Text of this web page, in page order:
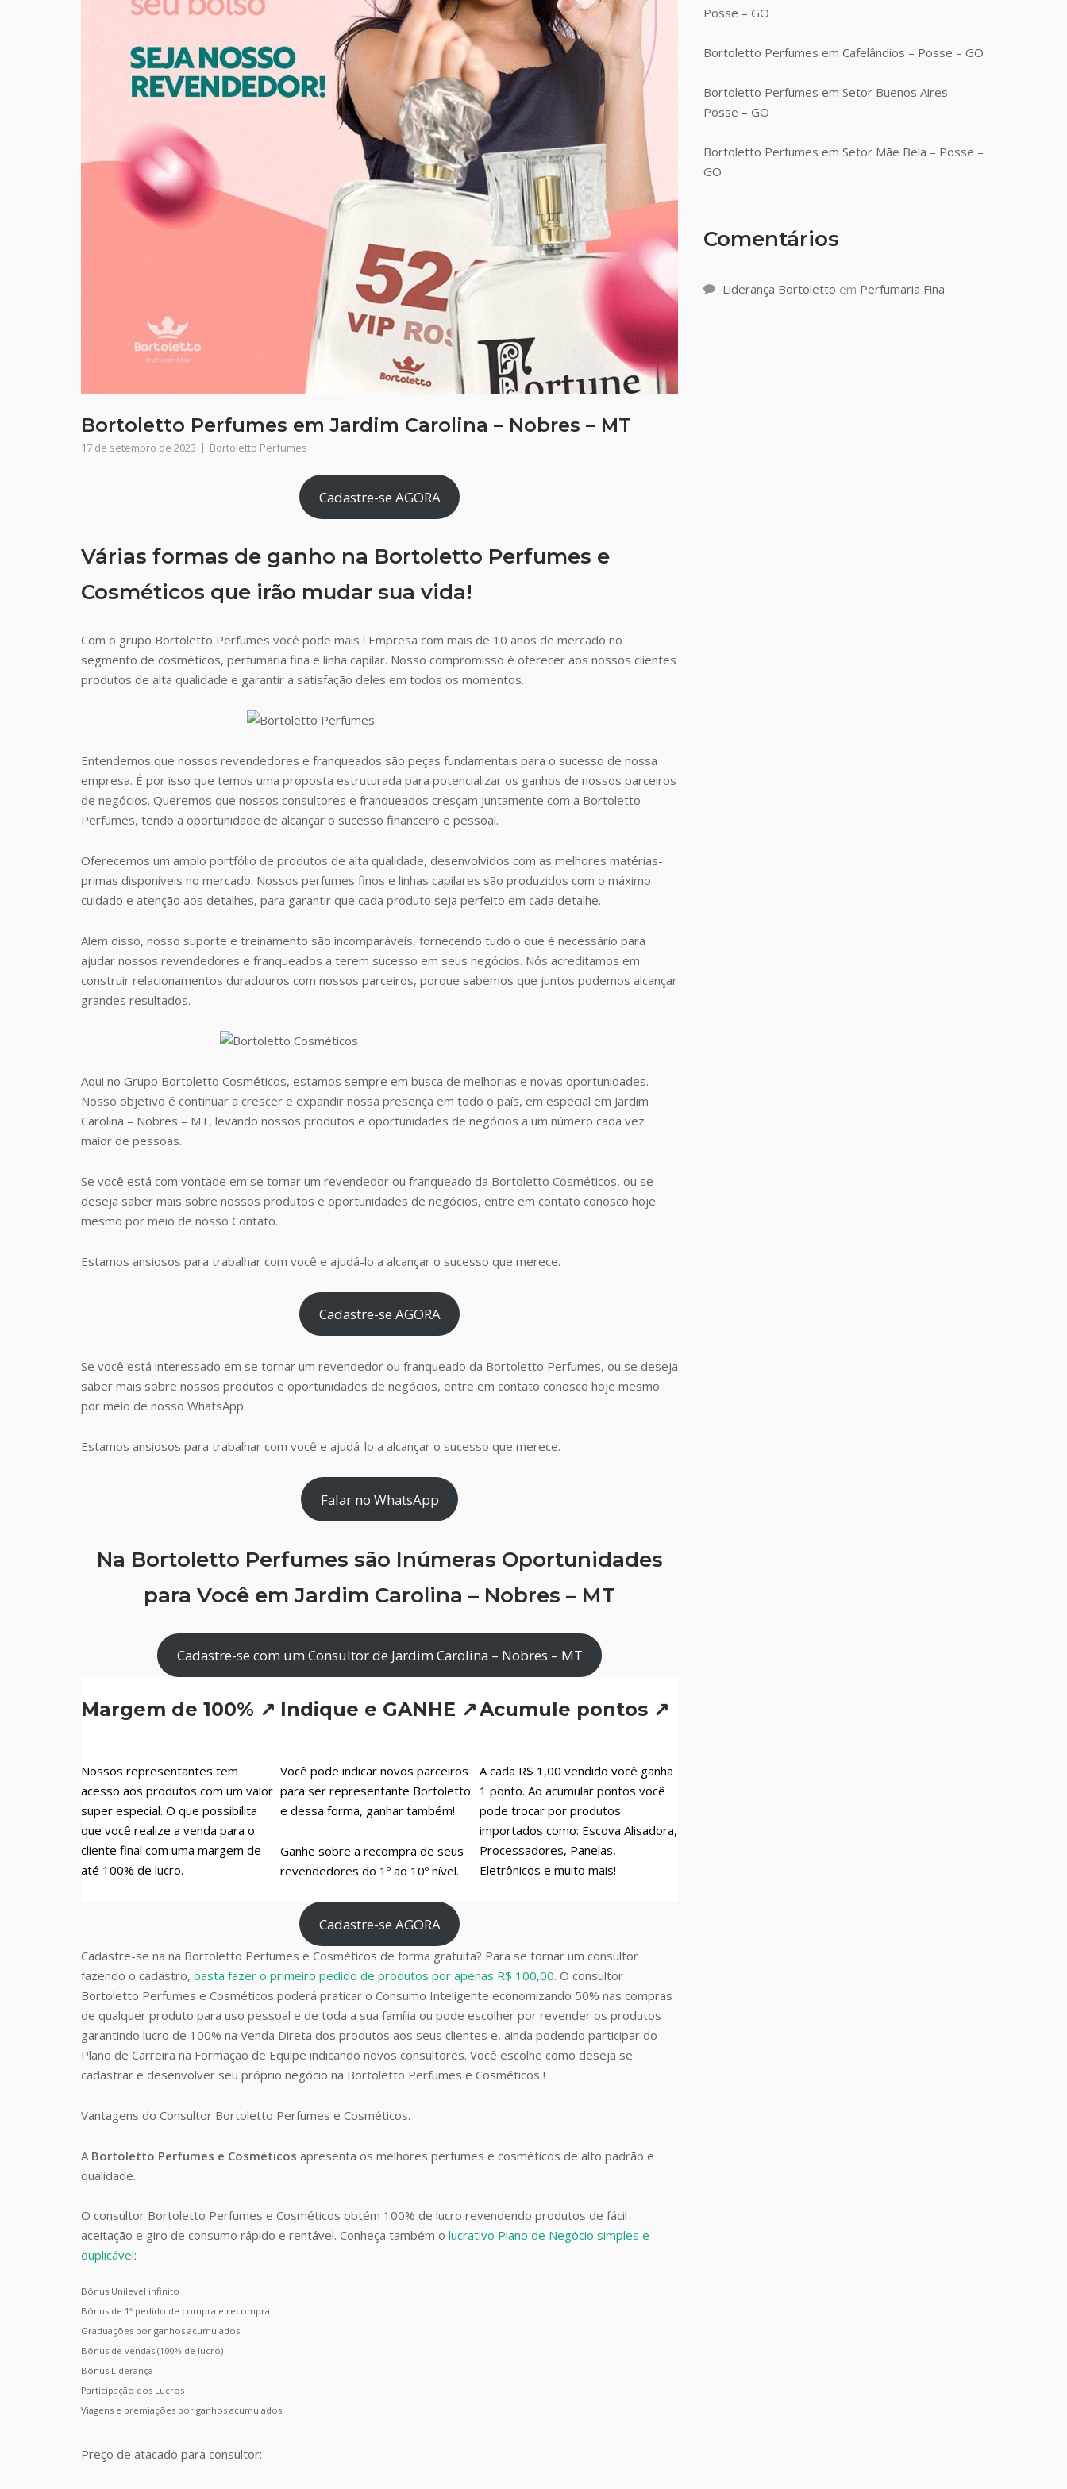
Bortoletto Perfumes em Jardim Carolina – Nobres – MT
17 de setembro de 2023 Bortoletto Perfumes
Cadastre-se AGORA
Várias formas de ganho na Bortoletto Perfumes e
Cosméticos que irão mudar sua vida!
Com o grupo Bortoletto Perfumes você pode mais ! Empresa com mais de 10 anos de mercado no
segmento de cosméticos, perfumaria fina e linha capilar. Nosso compromisso é oferecer aos nossos clientes
produtos de alta qualidade e garantir a satisfação deles em todos os momentos.
Entendemos que nossos revendedores e franqueados são peças fundamentais para o sucesso de nossa
empresa. É por isso que temos uma proposta estruturada para potencializar os ganhos de nossos parceiros
de negócios. Queremos que nossos consultores e franqueados cresçam juntamente com a Bortoletto
Perfumes, tendo a oportunidade de alcançar o sucesso financeiro e pessoal.
Oferecemos um amplo portfólio de produtos de alta qualidade, desenvolvidos com as melhores matérias-
primas disponíveis no mercado. Nossos perfumes finos e linhas capilares são produzidos com o máximo
cuidado e atenção aos detalhes, para garantir que cada produto seja perfeito em cada detalhe.
Além disso, nosso suporte e treinamento são incomparáveis, fornecendo tudo o que é necessário para
ajudar nossos revendedores e franqueados a terem sucesso em seus negócios. Nós acreditamos em
construir relacionamentos duradouros com nossos parceiros, porque sabemos que juntos podemos alcançar
grandes resultados.
Aqui no Grupo Bortoletto Cosméticos, estamos sempre em busca de melhorias e novas oportunidades.
Nosso objetivo é continuar a crescer e expandir nossa presença em todo o país, em especial em Jardim
Carolina – Nobres – MT, levando nossos produtos e oportunidades de negócios a um número cada vez
maior de pessoas.
Se você está com vontade em se tornar um revendedor ou franqueado da Bortoletto Cosméticos, ou se
deseja saber mais sobre nossos produtos e oportunidades de negócios, entre em contato conosco hoje
mesmo por meio de nosso Contato.
Estamos ansiosos para trabalhar com você e ajudá-lo a alcançar o sucesso que merece.
Cadastre-se AGORA
Se você está interessado em se tornar um revendedor ou franqueado da Bortoletto Perfumes, ou se deseja
saber mais sobre nossos produtos e oportunidades de negócios, entre em contato conosco hoje mesmo
por meio de nosso WhatsApp.
Estamos ansiosos para trabalhar com você e ajudá-lo a alcançar o sucesso que merece.
Falar no WhatsApp
Na Bortoletto Perfumes são Inúmeras Oportunidades
para Você em Jardim Carolina – Nobres – MT
Cadastre-se com um Consultor de Jardim Carolina – Nobres – MT
Margem de 100% ↗
Nossos representantes tem
acesso aos produtos com um valor
super especial. O que possibilita
que você realize a venda para o
cliente final com uma margem de
até 100% de lucro.
Indique e GANHE ↗
Você pode indicar novos parceiros
para ser representante Bortoletto
e dessa forma, ganhar também!
Ganhe sobre a recompra de seus
revendedores do 1º ao 10º nível.
Acumule pontos ↗
A cada R$ 1,00 vendido você ganha
1 ponto. Ao acumular pontos você
pode trocar por produtos
importados como: Escova Alisadora,
Processadores, Panelas,
Eletrônicos e muito mais!
Cadastre-se AGORA
Cadastre-se na na Bortoletto Perfumes e Cosméticos de forma gratuita? Para se tornar um consultor
fazendo o cadastro, basta fazer o primeiro pedido de produtos por apenas R$ 100,00. O consultor
Bortoletto Perfumes e Cosméticos poderá praticar o Consumo Inteligente economizando 50% nas compras
de qualquer produto para uso pessoal e de toda a sua família ou pode escolher por revender os produtos
garantindo lucro de 100% na Venda Direta dos produtos aos seus clientes e, ainda podendo participar do
Plano de Carreira na Formação de Equipe indicando novos consultores. Você escolhe como deseja se
cadastrar e desenvolver seu próprio negócio na Bortoletto Perfumes e Cosméticos !
Vantagens do Consultor Bortoletto Perfumes e Cosméticos.
A Bortoletto Perfumes e Cosméticos apresenta os melhores perfumes e cosméticos de alto padrão e
qualidade.
O consultor Bortoletto Perfumes e Cosméticos obtém 100% de lucro revendendo produtos de fácil
aceitação e giro de consumo rápido e rentável. Conheça também o lucrativo Plano de Negócio simples e
duplicável:
Bônus Unilevel infinito
Bônus de 1º pedido de compra e recompra
Graduações por ganhos acumulados
Bônus de vendas (100% de lucro)
Bônus Liderança
Participação dos Lucros
Viagens e premiações por ganhos acumulados
Preço de atacado para consultor:
Posse – GO
Bortoletto Perfumes em Cafelândios – Posse – GO
Bortoletto Perfumes em Setor Buenos Aires –
Posse – GO
Bortoletto Perfumes em Setor Mãe Bela – Posse –
GO
Comentários
Liderança Bortoletto em Perfumaria Fina